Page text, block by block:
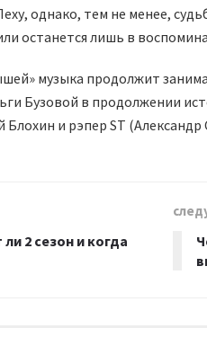
однако, тем не менее,
останется лишь в
музыка продолжит
Бузовой в продолжении
и рэпер ST (Александр
2 сезон и когда